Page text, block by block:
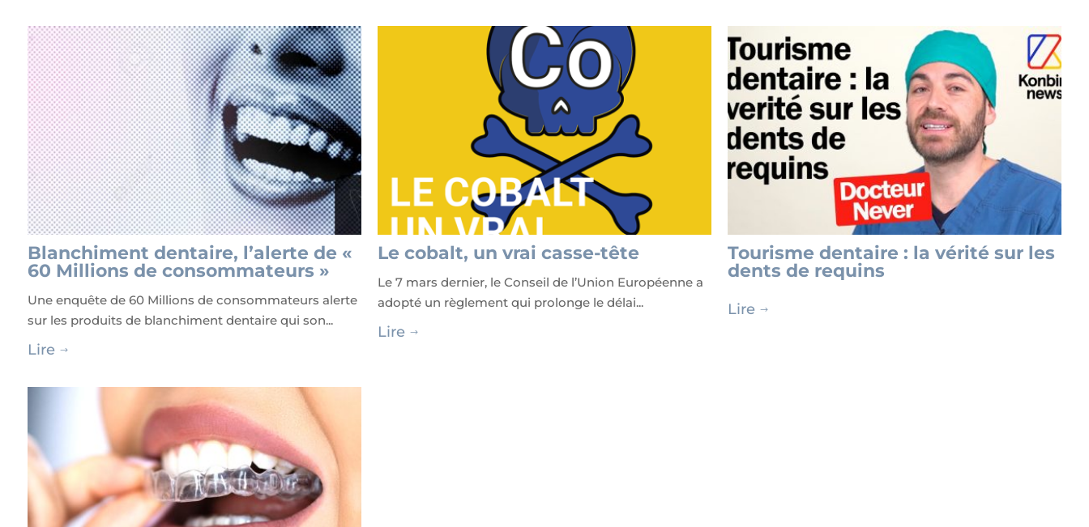
Blanchiment dentaire, l’alerte de «
60 Millions de consommateurs »
Une enquête de 60 Millions de consommateurs alerte
sur les produits de blanchiment dentaire qui son...
Lire $
Le cobalt, un vrai casse-tête
Le 7 mars dernier, le Conseil de l’Union Européenne a
adopté un règlement qui prolonge le délai...
Lire $
Tourisme dentaire : la vérité sur les
dents de requins
Lire $